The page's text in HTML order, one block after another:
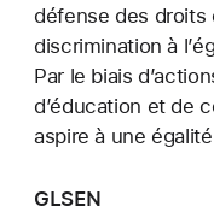
défense des droits
discrimination à
Par le biais
d’éducation et de
aspire à une
GLSEN